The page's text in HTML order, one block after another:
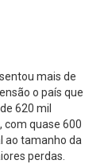
mais de
o país que
620 mil
com quase 600
ao tamanho da
perdas.